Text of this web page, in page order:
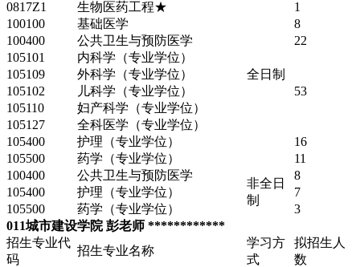
全日制
0817Z1
生物医药工程★
1
100100
基础医学
8
100400
公共卫生与预防医学
22
105101
内科学（专业学位）
53
105109
外科学（专业学位）
105102
儿科学（专业学位）
105110
妇产科学（专业学位）
105127
全科医学（专业学位）
105400
护理（专业学位）
16
105500
药学（专业学位）
11
100400
公共卫生与预防医学
非全日
制
8
105400
护理（专业学位）
7
105500
药学（专业学位）
3
011城市建设学院 彭老师 ************
招生专业代
码
招生专业名称
学习方
式
拟招生人
数